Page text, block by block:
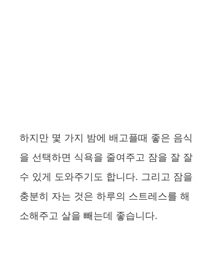
하지만 몇 가지 밤에 배고플때 좋은 음식
을 선택하면 식욕을 줄여주고 잠을 잘 잘
수 있게 도와주기도 합니다. 그리고 잠을
충분히 자는 것은 하루의 스트레스를 해
소해주고 살을 빼는데 좋습니다.